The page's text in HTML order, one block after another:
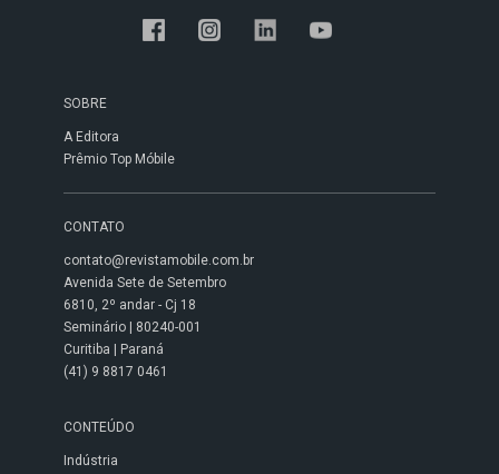
SOBRE
A Editora
Prêmio Top Móbile
CONTATO
contato@revistamobile.com.br
Avenida Sete de Setembro
6810, 2º andar - Cj 18
Seminário | 80240-001
Curitiba | Paraná
(41) 9 8817 0461
CONTEÚDO
Indústria